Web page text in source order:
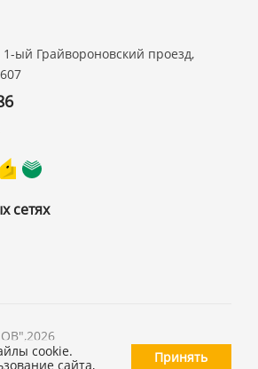
1-ый Грайвороновский проезд,
сетях
,2026
cookie.
сайта,
Принять